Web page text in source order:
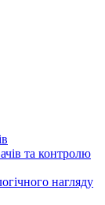
та контролю
нагляду